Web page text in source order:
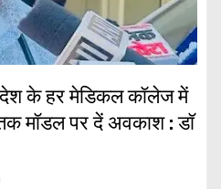
के हर मेडिकल कॉलेज में
मॉडल पर दें अवकाश : डॉ